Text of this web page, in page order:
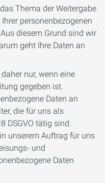
Thema der Weitergabe
personenbezogenen
diesem Grund sind wir
geht Ihre Daten an
nur, wenn eine
gegeben ist.
Daten an
die für uns als
DSGVO tätig sind.
unserem Auftrag für uns
und
Daten